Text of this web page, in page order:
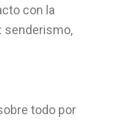
con la
senderismo,
todo por